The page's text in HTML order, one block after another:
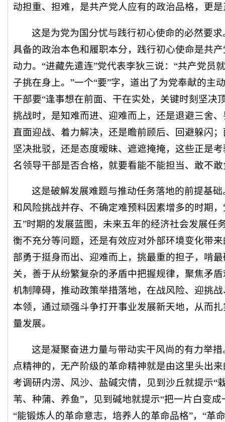
动担重、担难，是共产党人应有的政治品格，更
这是为党为国分忧与践行初心使命的必然要
具备的政治本色和履职本分，践行初心使命是共
动力。“进藏先遣连”党代表李狄三说：“共产党员
子挑在身上。”一个“要”字，道出了为党奉献的主
干部要“逢事想在前面、干在实处，关键时刻坚决
挑战时，是知难而进、迎难而上，还是退避三舍
直面迎战、着力解决，还是瞻前顾后、回避躲闪
坚决批驳，还是态度暧昧、遮遮掩掩，这些正是
名领导干部是否合格，就要看能不能担当、敢不
这是破解发展难题与推动任务落地的前提基
和风险挑战并存、不确定难预料因素增多的时期
五”时期的发展蓝图，未来五年的经济社会发展任
衡不充分等问题，还是有效应对外部环境变化带
部勇于挺身而出、迎难而上，挑最重的担子，啃
关，善于从纷繁复杂的矛盾中把握规律，聚焦矛
机制障碍，推动政策举措落地，在战风险、迎挑
本领，通过顽强斗争打开事业发展新天地，从而
量发展。
这是凝聚奋进力量与带动实干风尚的有力举
点精神的，无产阶级的革命精神就是由这里头出
考调研内涝、风沙、盐碱灾情，见到沙丘就提示“
苇、种蒲、养鱼”，见到碱地就提示“把一片白变
“能锻炼人的革命意志，培养人的革命品格”，“革